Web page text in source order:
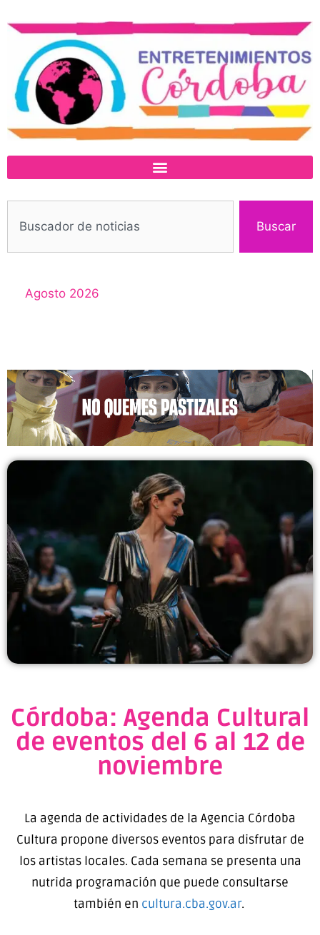
Buscar
Agosto 2026
Córdoba: Agenda Cultural
de eventos del 6 al 12 de
noviembre
La agenda de actividades de la Agencia Córdoba
Cultura propone diversos eventos para disfrutar de
los artistas locales. Cada semana se presenta una
nutrida programación que puede consultarse
también en cultura.cba.gov.ar.